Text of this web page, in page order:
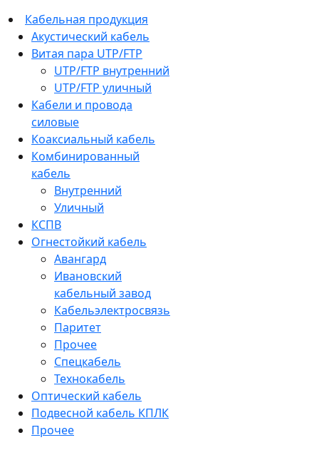
Кабельная продукция
Акустический кабель
Витая пара UTP/FTP
UTP/FTP внутренний
UTP/FTP уличный
Кабели и провода
силовые
Коаксиальный кабель
Комбинированный
кабель
Внутренний
Уличный
КСПВ
Огнестойкий кабель
Авангард
Ивановский
кабельный завод
Кабельэлектросвязь
Паритет
Прочее
Спецкабель
Технокабель
Оптический кабель
Подвесной кабель КПЛК
Прочее